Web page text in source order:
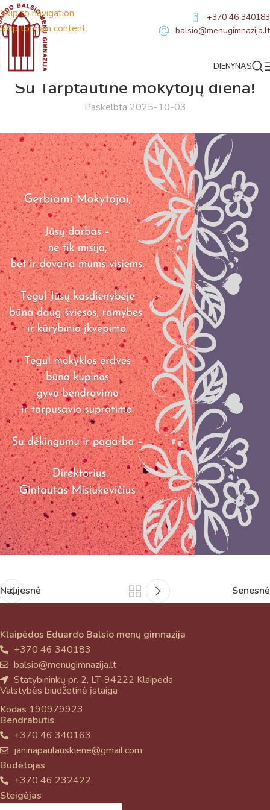
Skip to navigation
Skip to main content
+370 46 340183
balsio@menugimnazija.lt
DIENYNAS
Su Tarptautine mokytojų diena!
Paskelbta 2025-10-03
Naujesnė Senesnė
Klaipėdos Eduardo Balsio menų gimnazija
+370 46 340183
balsio@menugimnazija.lt
Statybininkų pr. 2, LT-94222 Klaipėda
Valstybės biudžetinė įstaiga
Kodas 190979923
Bendrabutis
+370 46 340163
janinapaulauskiene@gmail.com
Budėtojas
+370 46 232422
Steigėjas
Virtualus asistentas E. Balsio gimnazijos DI
Sveiki! Taip, aš esu virtualus. Tačiau dirbtinis intelektas
suteikia man galimybę ne tik analizuoti Jūsų klausimą, bet
dar tobulai atsimenu visą šioje svetainėje pateiktą
informaciją. Jei visgi man pritrūks išmanumo - pateiksiu
Jums reikiamus kontaktus, kur galėsite pasiklausti
atsakingo specialisto.
Taigi... kuo galėčiau Jums padėti?